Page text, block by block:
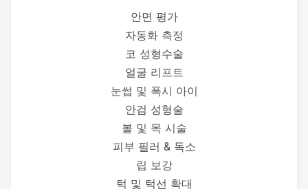
안면 평가
자동화 측정
코 성형수술
얼굴 리프트
눈썹 및 폭시 아이
안검 성형술
볼 및 목 시술
피부 필러 & 독소
립 보강
턱 및 턱선 확대